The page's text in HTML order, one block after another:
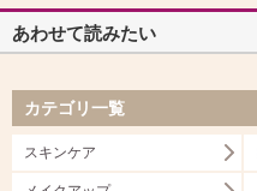
あわせて読みたい
カテゴリ一覧
スキンケア